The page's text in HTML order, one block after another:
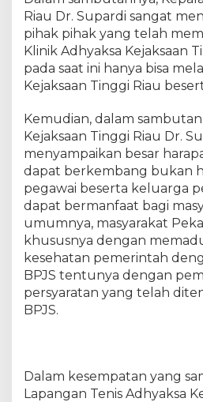
y
a
k
a
K
j
a
t
i
R
i
a
u
a
n
L
g
a
Riau Dr. Supardi sangat
pihak pihak yang telah
Klinik Adhyaksa Kejaksaan
pada saat ini hanya bisa
Kejaksaan Tinggi Riau
Kemudian, dalam
Kejaksaan Tinggi Riau Dr.
menyampaikan besar
dapat berkembang bukan
pegawai beserta keluarga
dapat bermanfaat bagi
umumnya, masyarakat
khususnya dengan
kesehatan pemerintah
BPJS tentunya dengan
persyaratan yang telah
BPJS.
Dalam kesempatan yang
Lapangan Tenis Adhyaksa